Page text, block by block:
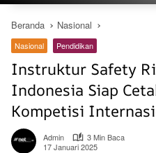
Beranda Nasional
Nasional Pendidikan
Instruktur Safety
Indonesia Siap
Kompetisi
Admin
3 Min Baca
17 Januari 2025